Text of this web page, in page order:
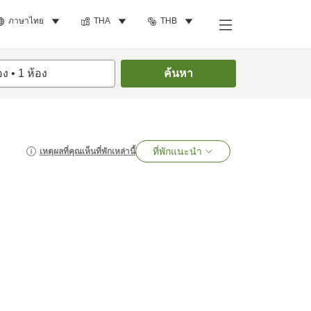
ภาษาไทย THA THB
• 1 ห้อง ค้นหา
เหตุผลที่คุณเห็นที่พักเหล่านี้ ที่พักแนะนำ